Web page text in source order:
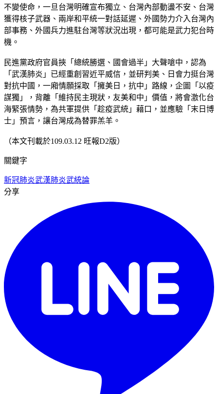
不變使命，一旦台灣明確宣布獨立、台灣內部動盪不安、台灣
獲得核子武器、兩岸和平統一對話延遲、外國勢力介入台灣內
部事務、外國兵力進駐台灣等狀況出現，都可能是武力犯台時
機。
民進黨政府官員挾「總統勝選、國會過半」大聲嗆中，認為
「武漢肺炎」已經重創習近平威信，並研判美、日會力挺台灣
對抗中國，一廂情願採取「擁美日，抗中」路線，企圖「以疫
謀獨」，背離「維持民主現狀，友美和中」價值，將會激化台
海緊張情勢，為共軍提供「趁疫武統」藉口，並應驗「末日博
士」預言，讓台灣成為替罪羔羊。
（本文刊載於109.03.12 旺報D2版）
關鍵字
新冠肺炎武漢肺炎武統論
分享